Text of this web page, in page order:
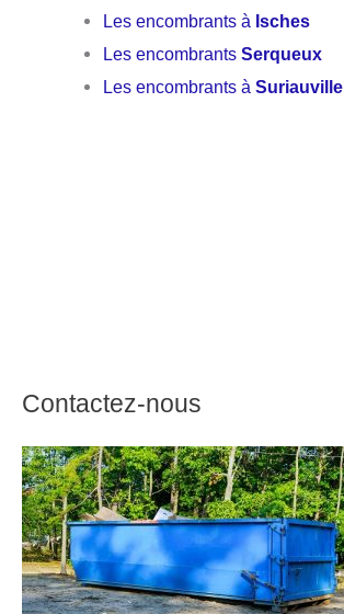
Les encombrants à Isches
Les encombrantsSerqueux
Les encombrants àSuriauville
Contactez-nous